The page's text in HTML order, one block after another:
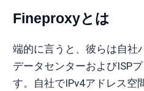
Fineproxyとは
端的に言うと、彼らは自社
データセンターおよびISP
す。自社でIPv4アドレス空